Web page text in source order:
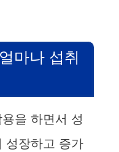
마나 섭취
을 하면서 성
성장하고 증가